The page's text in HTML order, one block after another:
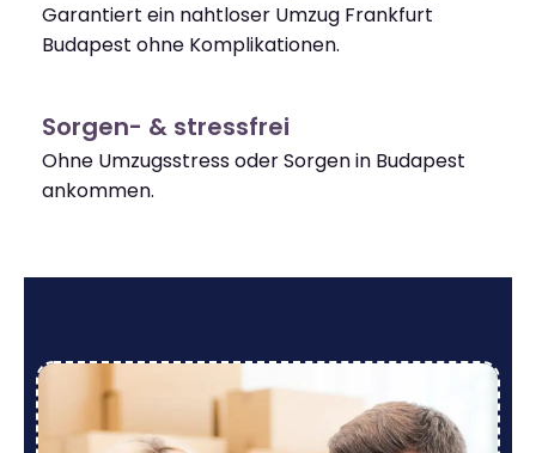
Garantiert ein nahtloser Umzug Frankfurt
Budapest ohne Komplikationen.
Sorgen- & stressfrei
Ohne Umzugsstress oder Sorgen in Budapest
ankommen.